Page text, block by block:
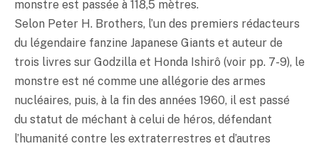
monstre est passée à 118,5 mètres.
Selon Peter H. Brothers, l’un des premiers rédacteurs
du légendaire fanzine Japanese Giants et auteur de
trois livres sur Godzilla et Honda Ishirô (voir pp. 7-9), le
monstre est né comme une allégorie des armes
nucléaires, puis, à la fin des années 1960, il est passé
du statut de méchant à celui de héros, défendant
l’humanité contre les extraterrestres et d’autres